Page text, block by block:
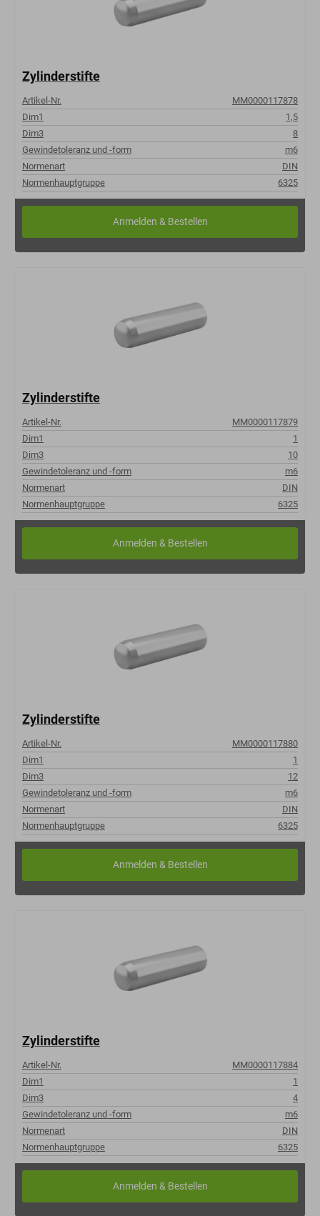
Zylinderstifte
Artikel-Nr.
MM0000117878
Dim1
1,5
Dim3
8
Gewindetoleranz und -form
m6
Normenart
DIN
Normenhauptgruppe
6325
Zylinderstifte
Artikel-Nr.
MM0000117879
Dim1
1
Dim3
10
Gewindetoleranz und -form
m6
Normenart
DIN
Normenhauptgruppe
6325
Zylinderstifte
Artikel-Nr.
MM0000117880
Dim1
1
Dim3
12
Gewindetoleranz und -form
m6
Normenart
DIN
Normenhauptgruppe
6325
Zylinderstifte
Artikel-Nr.
MM0000117884
Dim1
1
Dim3
4
Gewindetoleranz und -form
m6
Normenart
DIN
Normenhauptgruppe
6325